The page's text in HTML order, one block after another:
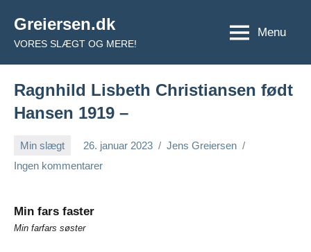
indhold
Greiersen.dk
VORES SLÆGT OG MERE!
Menu
Ragnhild Lisbeth Christiansen født
Hansen 1919 –
Min slægt 26. januar 2023
Jens Greiersen
Ingen kommentarer
Min fars faster
Min farfars søster